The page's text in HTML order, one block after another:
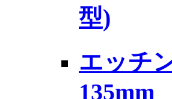
型)
エッチ
135mm